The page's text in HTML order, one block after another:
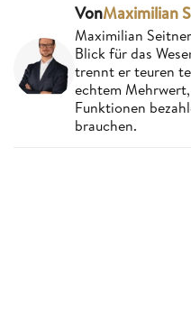
VonMaximilian
Maximilian
Blick für das
trennt er teuren
echtem
Funktionen
brauchen.